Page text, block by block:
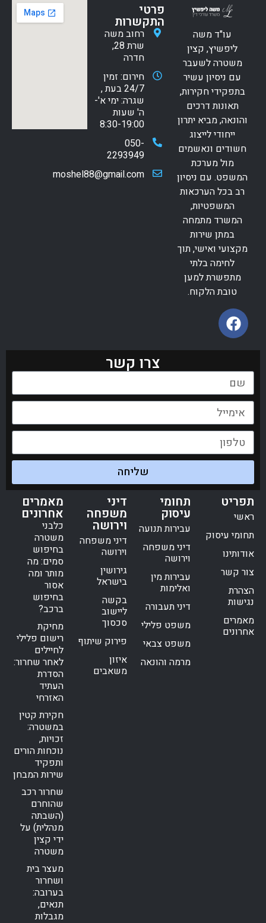
עו"ד משה
ליפשיץ, קצין
משטרה לשעבר
עם ניסיון עשיר
בתפקידי חקירות,
תאונות דרכים
והונאה, מביא יתרון
ייחודי לייצוג
חשודים ונאשמים
מול מערכת
המשפט. עם ניסיון
רב בכל הערכאות
המשפטיות,
המשרד מתמחה
במתן שירות
מקצועי ואישי, תוך
לחימה בלתי
מתפשרת למען
טובת הלקוח.
פרטי
התקשרות
רחוב משה
שרת 28,
חדרה
חירום: זמין
24/7 בעת ,
שגרה: ימי א'-
ה' שעות
8:30-19:00
050-
2293949
moshel88@gmail.com
צרו קשר
שליחה
תפריט
ראשי
תחומי עיסוק
אודותינו
צור קשר
הצהרת
נגישות
מאמרים
אחרונים
תחומי
עיסוק
עבירות תנועה
דיני משפחה
וירושה
עבירות מין
ואלימות
דיני תעבורה
משפט פלילי
משפט צבאי
מרמה והונאה
דיני
משפחה
וירושה
דיני משפחה
וירושה
גירושין
בישראל
בקשה
ליישוב
סכסוך
פירוק שיתוף
איזון
משאבים
מאמרים
אחרונים
כלבני
משטרה
בחיפוש
סמים: מה
מותר ומה
אסור
בחיפוש
ברכב?
מחיקת
רישום פלילי
לחיילים
לאחר שחרור:
הסדרת
העתיד
האזרחי
חקירת קטין
במשטרה:
זכויות,
נוכחות הורים
ותפקיד
שירות המבחן
שחרור רכב
שהוחרם
(השבתה
מנהלית) על
ידי קצין
משטרה
מעצר בית
ושחרור
בערובה:
תנאים,
מגבלות